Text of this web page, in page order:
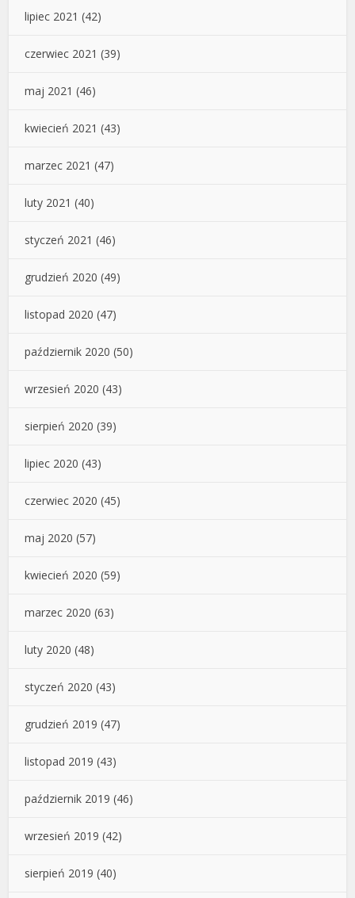
lipiec 2021 (42)
czerwiec 2021 (39)
maj 2021 (46)
kwiecień 2021 (43)
marzec 2021 (47)
luty 2021 (40)
styczeń 2021 (46)
grudzień 2020 (49)
listopad 2020 (47)
październik 2020 (50)
wrzesień 2020 (43)
sierpień 2020 (39)
lipiec 2020 (43)
czerwiec 2020 (45)
maj 2020 (57)
kwiecień 2020 (59)
marzec 2020 (63)
luty 2020 (48)
styczeń 2020 (43)
grudzień 2019 (47)
listopad 2019 (43)
październik 2019 (46)
wrzesień 2019 (42)
sierpień 2019 (40)